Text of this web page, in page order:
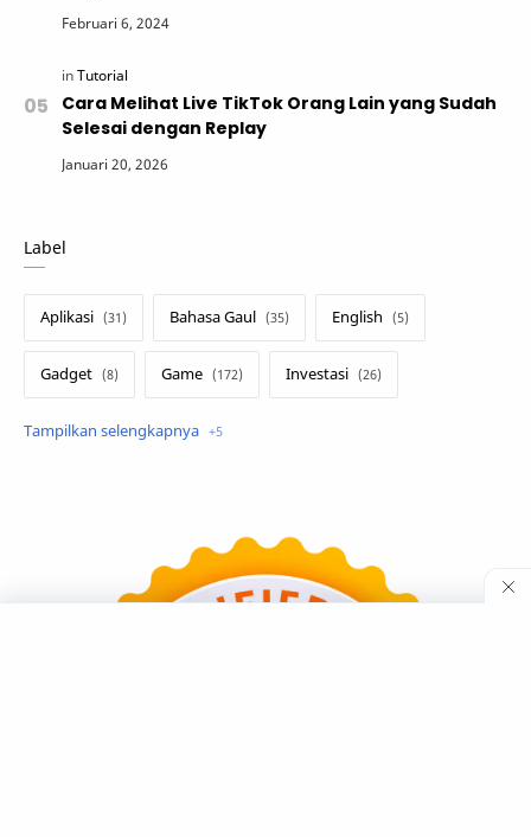
Cara Melihat Live TikTok Orang Lain yang Sudah
Selesai dengan Replay
Label
Aplikasi Bahasa Gaul English
Gadget Game Investasi
Lirik Terjemahan